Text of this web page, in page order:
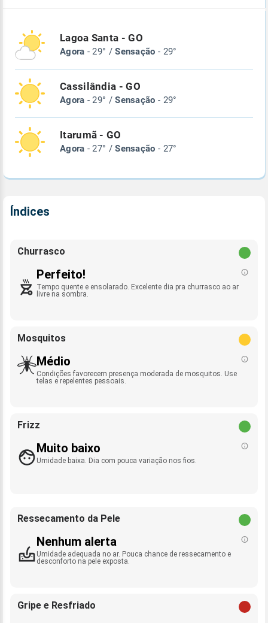
Lagoa Santa - GO
Agora - 29° /Sensação - 29°
Cassilândia - GO
Agora - 29° /Sensação - 29°
Itarumã - GO
Agora - 27° /Sensação - 27°
Índices
Churrasco
Perfeito!
Tempo quente e ensolarado. Excelente dia pra churrasco ao ar
livre na sombra.
Mosquitos
Médio
Condições favorecem presença moderada de mosquitos. Use
telas e repelentes pessoais.
Frizz
Muito baixo
Umidade baixa. Dia com pouca variação nos fios.
Ressecamento da Pele
Nenhum alerta
Umidade adequada no ar. Pouca chance de ressecamento e
desconforto na pele exposta.
Gripe e Resfriado